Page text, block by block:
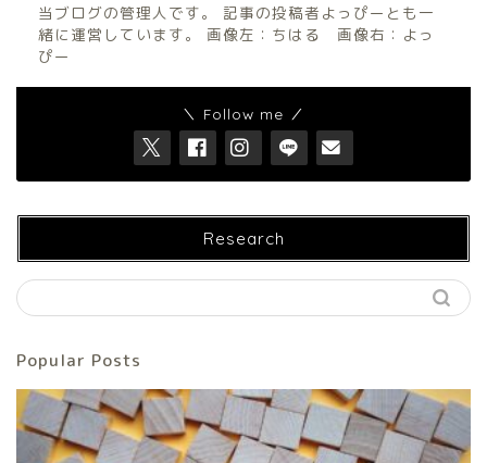
当ブログの管理人です。 記事の投稿者よっぴーとも一
緒に運営しています。 画像左：ちはる 画像右：よっ
ぴー
＼ Follow me ／
Research
Popular Posts